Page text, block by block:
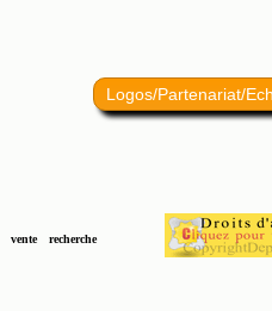
Logos/Partenariat/
vente recherche